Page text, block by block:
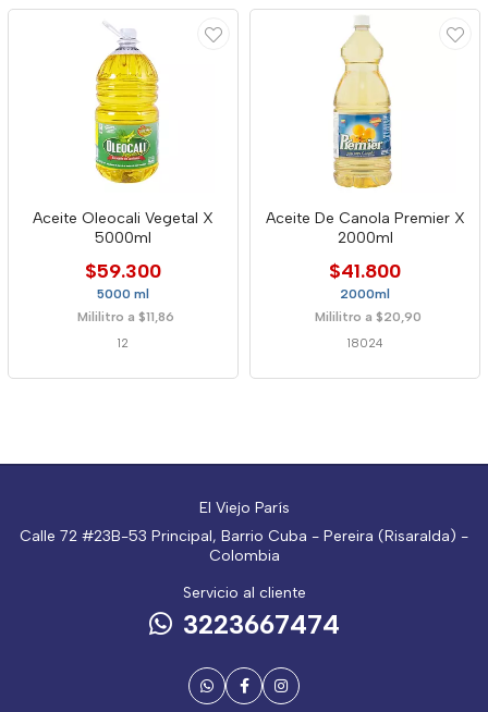
Aceite Oleocali Vegetal X
5000ml
$59.300
5000 ml
Mililitro a $11,86
12
Aceite De Canola Premier X
2000ml
$41.800
2000ml
Mililitro a $20,90
18024
El Viejo París
Calle 72 #23B-53 Principal, Barrio Cuba - Pereira (Risaralda) -
Colombia
Servicio al cliente
3223667474